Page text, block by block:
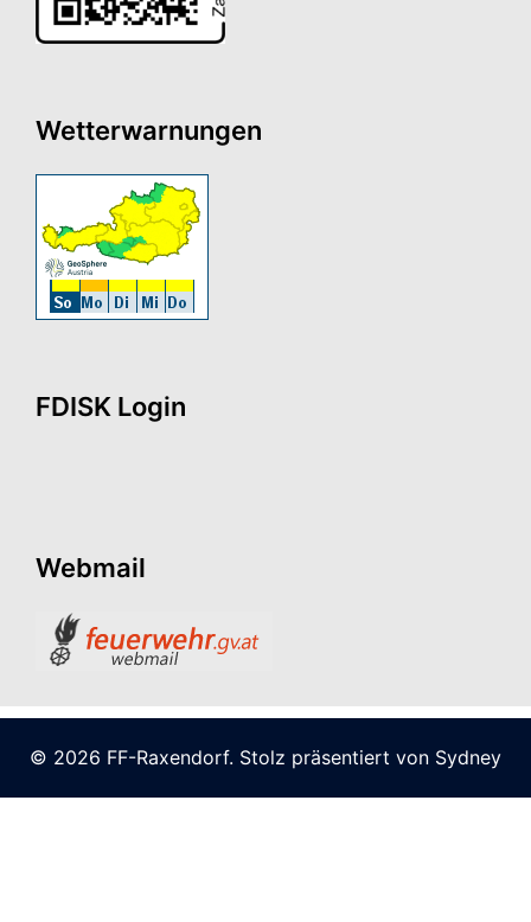
Wetterwarnungen
FDISK Login
Webmail
© 2026 FF-Raxendorf. Stolz präsentiert von Sydney